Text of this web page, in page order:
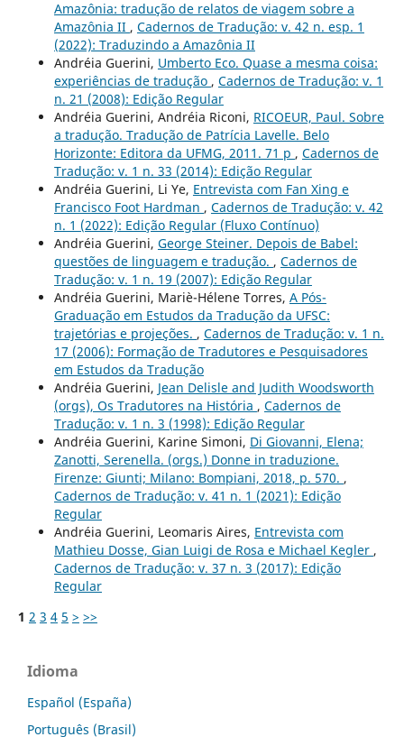
Amazônia: tradução de relatos de viagem sobre a
Amazônia II , Cadernos de Tradução: v. 42 n. esp. 1
(2022): Traduzindo a Amazônia II
Andréia Guerini, Umberto Eco. Quase a mesma coisa:
experiências de tradução , Cadernos de Tradução: v. 1
n. 21 (2008): Edição Regular
Andréia Guerini, Andréia Riconi, RICOEUR, Paul. Sobre
a tradução. Tradução de Patrícia Lavelle. Belo
Horizonte: Editora da UFMG, 2011. 71 p , Cadernos de
Tradução: v. 1 n. 33 (2014): Edição Regular
Andréia Guerini, Li Ye, Entrevista com Fan Xing e
Francisco Foot Hardman , Cadernos de Tradução: v. 42
n. 1 (2022): Edição Regular (Fluxo Contínuo)
Andréia Guerini, George Steiner. Depois de Babel:
questões de linguagem e tradução. , Cadernos de
Tradução: v. 1 n. 19 (2007): Edição Regular
Andréia Guerini, Mariè-Hélene Torres, A Pós-
Graduação em Estudos da Tradução da UFSC:
trajetórias e projeções. , Cadernos de Tradução: v. 1 n.
17 (2006): Formação de Tradutores e Pesquisadores
em Estudos da Tradução
Andréia Guerini, Jean Delisle and Judith Woodsworth
(orgs), Os Tradutores na História , Cadernos de
Tradução: v. 1 n. 3 (1998): Edição Regular
Andréia Guerini, Karine Simoni, Di Giovanni, Elena;
Zanotti, Serenella. (orgs.) Donne in traduzione.
Firenze: Giunti; Milano: Bompiani, 2018, p. 570. ,
Cadernos de Tradução: v. 41 n. 1 (2021): Edição
Regular
Andréia Guerini, Leomaris Aires, Entrevista com
Mathieu Dosse, Gian Luigi de Rosa e Michael Kegler ,
Cadernos de Tradução: v. 37 n. 3 (2017): Edição
Regular
1 2 3 4 5 > >>
Idioma
Español (España)
Português (Brasil)